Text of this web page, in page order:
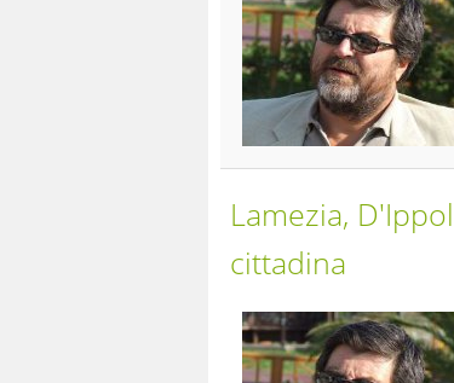
Lamezia,
cittadina